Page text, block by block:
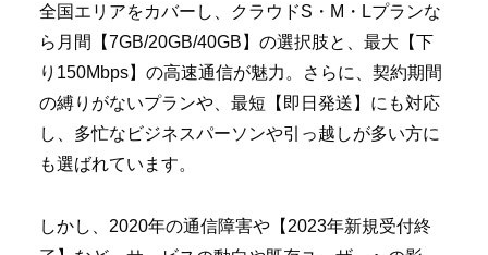
全国エリアをカバーし、クラウドS・M・Lプランな
ら月間【7GB/20GB/40GB】の選択肢と、最大【下
り150Mbps】の高速通信が魅力。さらに、契約期間
の縛りがないプランや、最短【即日発送】にも対応
し、多忙なビジネスパーソンや引っ越しが多い方に
も選ばれています。
しかし、2020年の通信障害や【2023年新規受付終